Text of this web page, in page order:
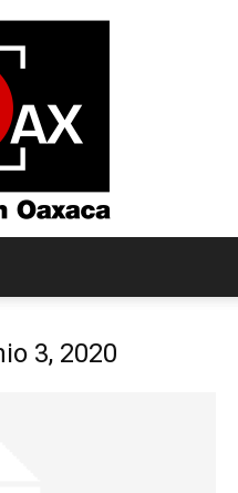
3, 2020